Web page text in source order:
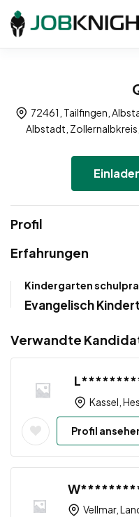
72461, Tailfingen,
Albstadt,
Profil
Erfahrungen
Kindergarten
Evangelisch
Verwandte
Kassel,
Profil
Vellmar,